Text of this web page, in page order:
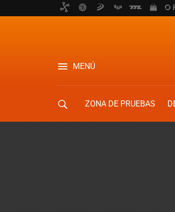
MENÚ
ZONA DE PRUEBAS